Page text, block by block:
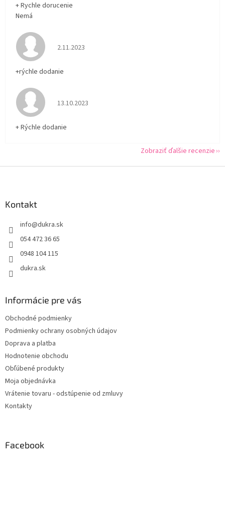
+ Rychle dorucenie
Nemá
Hodnotenie obchodu je 5 z 5 hviezdičiek.
2.11.2023
+rýchle dodanie
Hodnotenie obchodu je 5 z 5 hviezdičiek.
13.10.2023
+ Rýchle dodanie
Zobraziť ďalšie recenzie
Kontakt
info@dukra.sk
054 472 36 65
0948 104 115
dukra.sk
Informácie pre vás
Obchodné podmienky
Podmienky ochrany osobných údajov
Doprava a platba
Hodnotenie obchodu
Obľúbené produkty
Moja objednávka
Vrátenie tovaru - odstúpenie od zmluvy
Kontakty
Facebook